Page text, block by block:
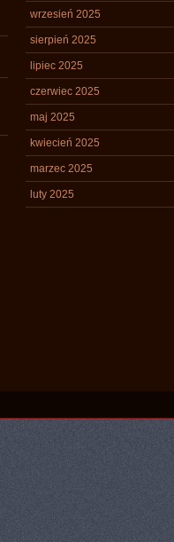
wrzesień 2025
sierpień 2025
lipiec 2025
czerwiec 2025
maj 2025
kwiecień 2025
marzec 2025
luty 2025